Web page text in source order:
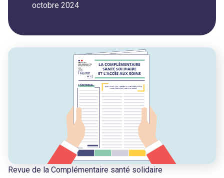
octobre 2024
Revue de la Complémentaire santé solidaire